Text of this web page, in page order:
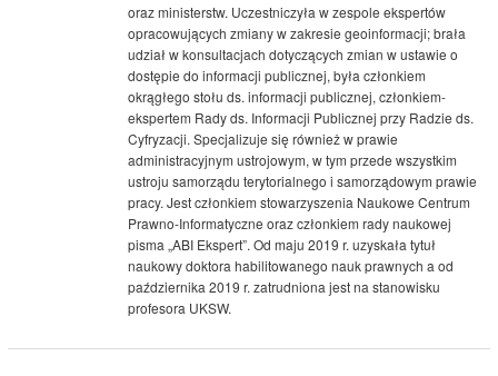
oraz ministerstw. Uczestniczyła w zespole ekspertów
opracowujących zmiany w zakresie geoinformacji; brała
udział w konsultacjach dotyczących zmian w ustawie o
dostępie do informacji publicznej, była członkiem
okrągłego stołu ds. informacji publicznej, członkiem-
ekspertem Rady ds. Informacji Publicznej przy Radzie ds.
Cyfryzacji. Specjalizuje się również w prawie
administracyjnym ustrojowym, w tym przede wszystkim
ustroju samorządu terytorialnego i samorządowym prawie
pracy. Jest członkiem stowarzyszenia Naukowe Centrum
Prawno-Informatyczne oraz członkiem rady naukowej
pisma „ABI Ekspert”. Od maju 2019 r. uzyskała tytuł
naukowy doktora habilitowanego nauk prawnych a od
października 2019 r. zatrudniona jest na stanowisku
profesora UKSW.